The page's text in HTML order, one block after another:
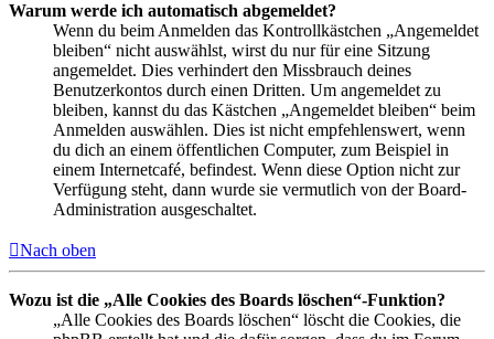
Warum werde ich automatisch abgemeldet?
Wenn du beim Anmelden das Kontrollkästchen „Angemeldet
bleiben“ nicht auswählst, wirst du nur für eine Sitzung
angemeldet. Dies verhindert den Missbrauch deines
Benutzerkontos durch einen Dritten. Um angemeldet zu
bleiben, kannst du das Kästchen „Angemeldet bleiben“ beim
Anmelden auswählen. Dies ist nicht empfehlenswert, wenn
du dich an einem öffentlichen Computer, zum Beispiel in
einem Internetcafé, befindest. Wenn diese Option nicht zur
Verfügung steht, dann wurde sie vermutlich von der Board-
Administration ausgeschaltet.
Nach oben
Wozu ist die „Alle Cookies des Boards löschen“-Funktion?
„Alle Cookies des Boards löschen“ löscht die Cookies, die